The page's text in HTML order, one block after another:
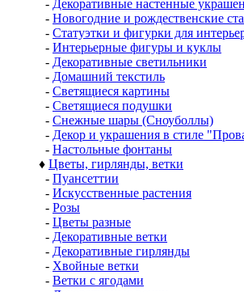
- Декоративные настенные
- Новогодние и рождественские
- Статуэтки и фигурки для
- Интерьерные фигуры и куклы
- Декоративные светильники
- Домашний текстиль
- Светящиеся картины
- Светящиеся подушки
- Снежные шары (Сноуболлы)
- Декор и украшения в стиле
- Настольные фонтаны
♦ Цветы, гирлянды, ветки
- Пуансеттии
- Искусственные растения
- Розы
- Цветы разные
- Декоративные ветки
- Декоративные гирлянды
- Хвойные ветки
- Ветки с ягодами